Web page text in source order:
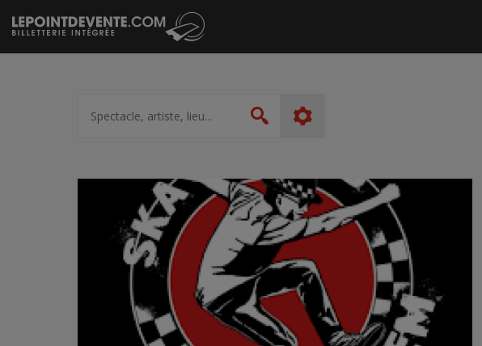
Passer
au
contenu
artiste,
lieu...
Rechercher